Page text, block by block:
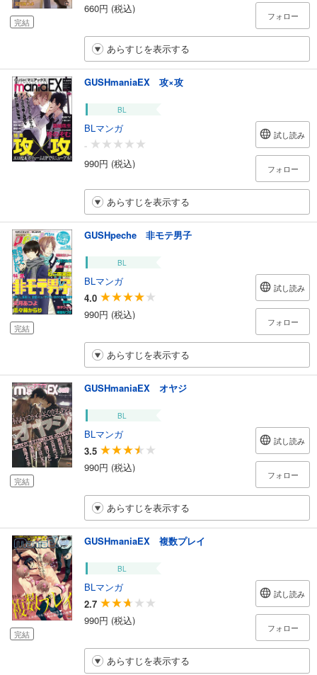
完結
660円 (税込)
フォロー
あらすじを表示する
GUSHmaniaEX 攻×攻
BL
BLマンガ
-
990円 (税込)
試し読み
フォロー
あらすじを表示する
完結
GUSHpeche 非モテ男子
BL
BLマンガ
4.0
990円 (税込)
試し読み
フォロー
あらすじを表示する
完結
GUSHmaniaEX オヤジ
BL
BLマンガ
3.5
990円 (税込)
試し読み
フォロー
あらすじを表示する
完結
GUSHmaniaEX 複数プレイ
BL
BLマンガ
2.7
990円 (税込)
試し読み
フォロー
あらすじを表示する